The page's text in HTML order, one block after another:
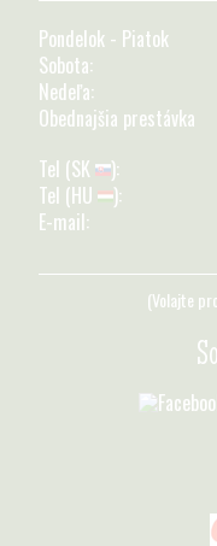
Pondelok - Piatok
Sobota:
Nedeľa:
Obednajšia prestávka
Tel (SK
):
Tel (HU
):
E-mail:
(Volajte